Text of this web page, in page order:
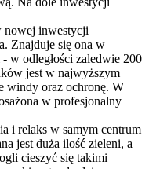
nowej inwestycji
Znajduje się ona w
w odległości zaledwie 200
jest w najwyższym
windy oraz ochronę. W
w profesjonalny
i relaks w samym centrum
jest duża ilość zieleni, a
cieszyć się takimi